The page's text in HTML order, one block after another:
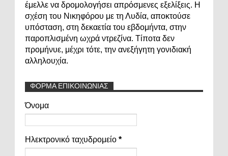
έμελλε να δρομολογήσει απρόσμενες εξελίξεις. Η
σχέση του Νικηφόρου με τη Λυδία, αποκτούσε
υπόσταση, στη δεκαετία του εβδομήντα, στην
παροπλισμένη ωχρά ντρεζίνα. Τίποτα δεν
προμήνυε, μέχρι τότε, την ανεξήγητη γονιδιακή
αλληλουχία.
ΦΟΡΜΑ ΕΠΙΚΟΙΝΩΝΙΑΣ
Όνομα
Ηλεκτρονικό ταχυδρομείο *